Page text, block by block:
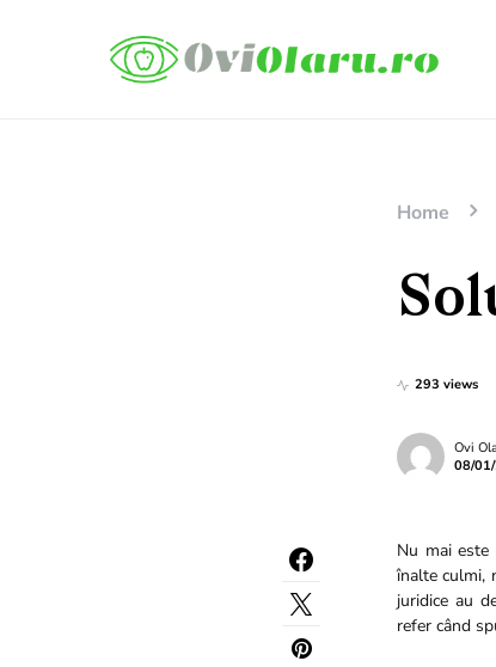
Home
293 views
Ovi
08/
Nu mai
înalte culmi,
juridice au
refer când